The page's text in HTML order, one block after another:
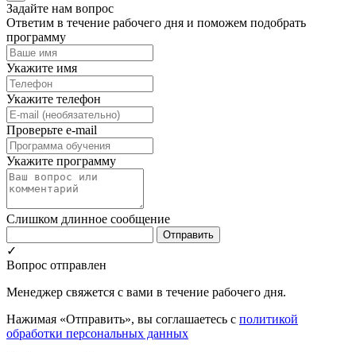
Задайте нам вопрос
Ответим в течение рабочего дня и поможем подобрать
программу
Укажите имя
Укажите телефон
Проверьте e-mail
Укажите программу
Слишком длинное сообщение
Отправить
✓
Вопрос отправлен
Менеджер свяжется с вами в течение рабочего дня.
Нажимая «Отправить», вы соглашаетесь с политикой
обработки персональных данных